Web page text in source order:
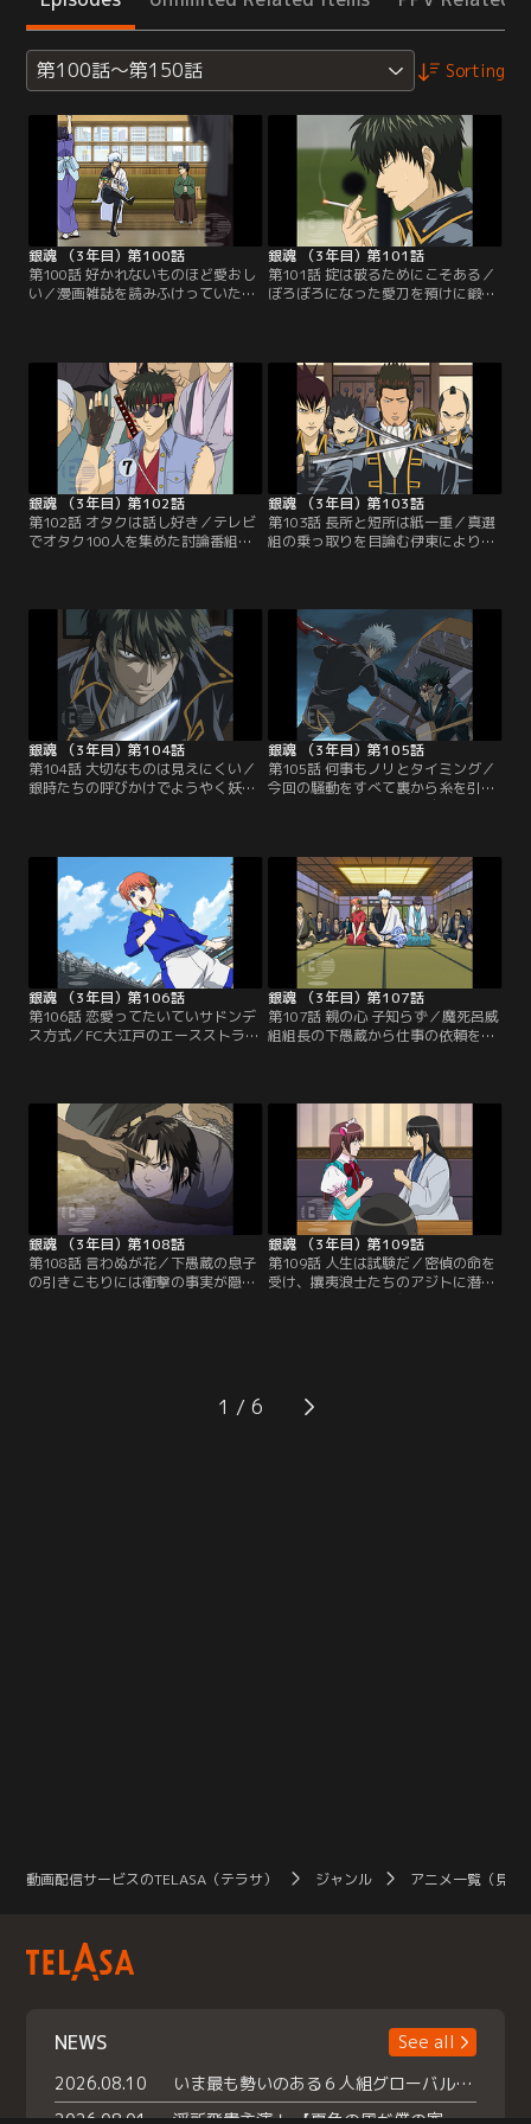
第100話～第150話 Sorting
銀魂 （3年目）第100話
第100話 好かれないものほど愛おし
い／漫画雑誌を読みふけっていた銀
した小西は、担当編集者としての怒
りと仕事の愚痴を爆発させる。それ
を聞いた銀時は「ギンタマン」を面
白い漫画にするため、自ら担当編集
者となって漫画家に会いに行くこと
に…。【提供：バンダイチャンネ
銀魂 （3年目）第101話
第101話 掟は破るためにこそある／
ぼろぼろになった愛刀を預けに鍛冶
向かう道中に浪士の集団にからま
れ、早速新しい刀で試し斬りをしよ
うとする土方。しかし刀を手にした
途端、土方は妖刀の呪いでなぜか恐
ろしいほどに軟弱化してしまい…。
【提供：バンダイチャンネル】
銀魂 （3年目）第102話
第102話 オタクは話し好き／テレビ
でオタク100人を集めた討論番組が
せる一人の男がいた。その男は、妖
刀の呪いでオタクと化し、真選組を
追われた土方だった。真選組内では
伊東の権力が急激に拡大し、隊士た
ちに不穏な空気が流れ始めてい
た…。【提供：バンダイチャンネ
銀魂 （3年目）第103話
第103話 長所と短所は紙一重／真選
組の乗っ取りを目論む伊東により、
て近藤暗殺を実行に移そうとする伊
東。敵に囲まれた列車内で沖田は近
藤を守るためにある決断をする。そ
こに銀時たちが助太刀にやってくる
が、土方はいまだに呪われたままだ
った！【提供：バンダイチャンネ
銀魂 （3年目）第104話
第104話 大切なものは見えにくい／
銀時たちの呼びかけでようやく妖刀
一方で、銀時は鬼兵隊の河上万斉と
対峙していた。激しく刀を交えなが
ら、今回の騒動は真選組を壊滅させ
るために仕組まれたものだったと話
す万斉。裏で糸を引いているのはや
はり…！？【提供：バンダイチャン
ネル】
銀魂 （3年目）第105話
第105話 何事もノリとタイミング／
今回の騒動をすべて裏から糸を引い
ていた人物が明らかに！ 自分は踊ら
重傷を負いながらもようやく自分を
見つめ直す伊東。なおも襲い掛かる
浪士たちと真選組隊士の激しい戦い
が続く中、銀時と河上万斉の死闘も
決着を迎えようとしていた…！【提
供：バンダイチャンネル】
銀魂 （3年目）第106話
第106話 恋愛ってたいていサドンデ
ス方式／FC大江戸のエースストライ
が、チームのメンバーに間違えて危
険なドリンクを飲ませてしまったた
め、責任を取って急遽メンバーを集
めることになる。そして銀時はいつ
ものメンツを連れて試合に出場する
ことに…！【提供：バンダイチャン
ネル】
銀魂 （3年目）第107話
第107話 親の心 子知らず／魔死呂威
組組長の下愚蔵から仕事の依頼を受
説得を試みる銀時たちだったが、鬱
蔵には全く効果がない。打つ手がな
くなり、組員たちからのプレッシャ
ーで絶体絶命の銀時たちの前に組の
若頭、中村京次郎が現れて…。【提
供：バンダイチャンネル】
銀魂 （3年目）第108話
第108話 言わぬが花／下愚蔵の息子
の引きこもりには衝撃の事実が隠さ
た。組の幹部たちが集まり、跡目と
して中村が正式に認められようとす
銀魂 （3年目）第109話
第109話 人生は試験だ／密偵の命を
受け、攘夷浪士たちのアジトに潜入
を試みる山崎。彼に与えられた任務
が、攘夷浪士になるためには桂直々
の面接や、さらには筆記の採用試験
1
動画配信サービスのTELASA（テラサ） ジャンル アニメ一覧（見放
NEWS
See all
2026.08.10
いま最も勢いのある６人組グローバルグル ープ NCT WISHの地上波初冠特番 『NCT WISHの放課後グランプリ』放送決定 メンバーたちが３ペアに分かれ 【平成】をテーマにしたスペシャル企画 で対決 番組撮り下ろしのパフォーマンスも！ TELASA（テラサ）では放送終了後から オリジナルコンテンツを大量配信！